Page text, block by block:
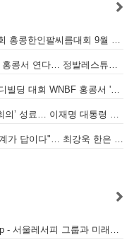
세계 챔피언 홍지승 선수 홍콩 온다… 제3회 홍콩한인팔씨름대회 9월 12일 개최
[홍콩한인] 세계 무대 누비는 ‘K-발레’ 비결 홍콩서 연다… 정발레스튜디오 개원
[홍콩한인] 이흥수 약사, 세계적 내추럴 보디빌딩 대회 WNBF 홍콩서 '마스터 부문 1위' 기염
[홍콩한인] 민주평통 ‘2026 유라시아 전체회의’ 성료… 이재명 대통령 참석으로 의미 더해
[인터뷰] "불확실한 미래, 성실함과 인간관계가 답이다"… 최강욱 한은 부소장이 청소년들에게 전하는 응원
[채용공고] 서울레서피 Seoul Recipe Group - 서울레서피 그룹과 미래를 함께할 유능한 인재를 모십니다